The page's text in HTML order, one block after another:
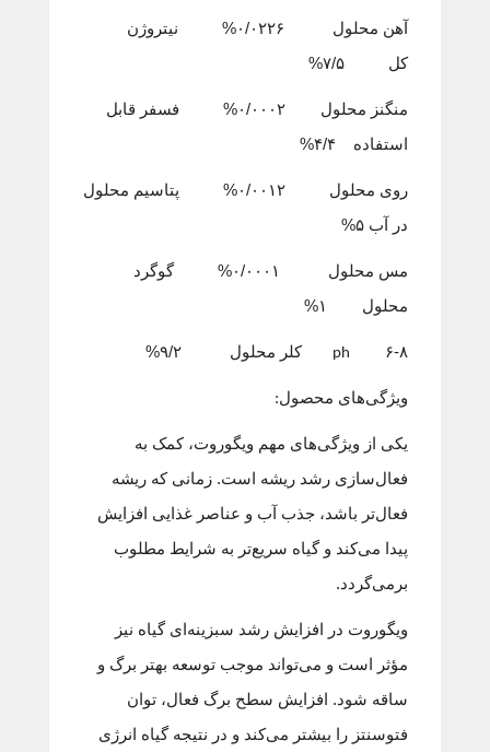
آهن محلول ۰/۰۲۲۶% نیتروژن
کل ۷/۵%
منگنز محلول ۰/۰۰۰۲% فسفر قابل
استفاده ۴/۴%
روی محلول ۰/۰۰۱۲% پتاسیم محلول
در آب ۵%
مس محلول ۰/۰۰۰۱% گوگرد
محلول ۱%
ph ۶-۸ کلر محلول ۹/۲%
ویژگی‌های محصول:
یکی از ویژگی‌های مهم ویگوروت، کمک به
فعال‌سازی رشد ریشه است. زمانی که ریشه
فعال‌تر باشد، جذب آب و عناصر غذایی افزایش
پیدا می‌کند و گیاه سریع‌تر به شرایط مطلوب
برمی‌گردد.
ویگوروت در افزایش رشد سبزینه‌ای گیاه نیز
مؤثر است و می‌تواند موجب توسعه بهتر برگ و
ساقه شود. افزایش سطح برگ فعال، توان
فتوسنتز را بیشتر می‌کند و در نتیجه گیاه انرژی